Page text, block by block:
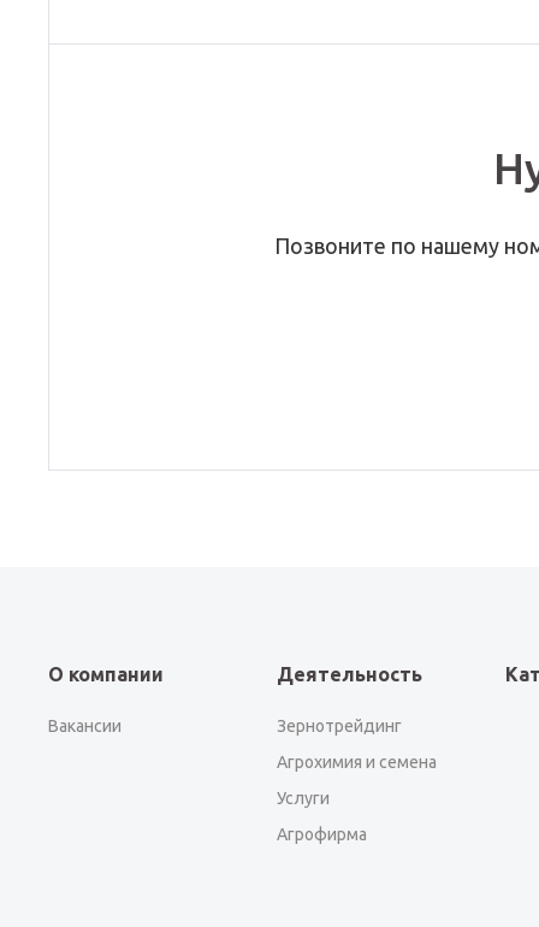
Позвоните по нашему
О компании
Вакансии
Деятельность
Зернотрейдинг
Агрохимия и семена
Услуги
Агрофирма